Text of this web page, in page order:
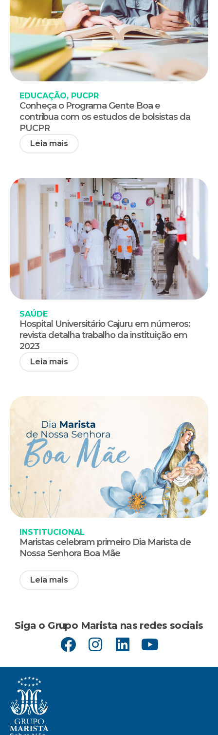
EDUCAÇÃO, PUCPR
Conheça o Programa Gente Boa e
contribua com os estudos de bolsistas da
PUCPR
Leia mais
SAÚDE
Hospital Universitário Cajuru em números:
revista detalha trabalho da instituição em
2023
Leia mais
INSTITUCIONAL
Maristas celebram primeiro Dia Marista de
Nossa Senhora Boa Mãe
Leia mais
Siga o Grupo Marista nas redes sociais